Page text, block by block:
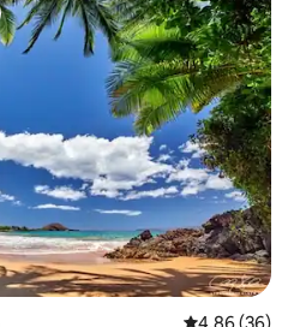
4,86 de uma
4,86 (36)